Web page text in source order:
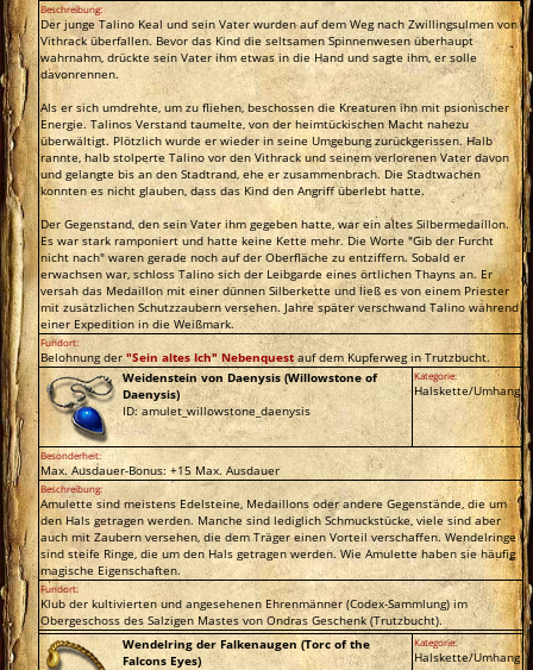
Beschreibung:
Der junge Talino Keal und sein Vater wurden auf dem Weg nach Zwillingsulmen von
Vithrack überfallen. Bevor das Kind die seltsamen Spinnenwesen überhaupt
wahrnahm, drückte sein Vater ihm etwas in die Hand und sagte ihm, er solle
davonrennen.
Als er sich umdrehte, um zu fliehen, beschossen die Kreaturen ihn mit psionischer
Energie. Talinos Verstand taumelte, von der heimtückischen Macht nahezu
überwältigt. Plötzlich wurde er wieder in seine Umgebung zurückgerissen. Halb
rannte, halb stolperte Talino vor den Vithrack und seinem verlorenen Vater davon
und gelangte bis an den Stadtrand, ehe er zusammenbrach. Die Stadtwachen
konnten es nicht glauben, dass das Kind den Angriff überlebt hatte.
Der Gegenstand, den sein Vater ihm gegeben hatte, war ein altes Silbermedaillon.
Es war stark ramponiert und hatte keine Kette mehr. Die Worte "Gib der Furcht
nicht nach" waren gerade noch auf der Oberfläche zu entziffern. Sobald er
erwachsen war, schloss Talino sich der Leibgarde eines örtlichen Thayns an. Er
versah das Medaillon mit einer dünnen Silberkette und ließ es von einem Priester
mit zusätzlichen Schutzzaubern versehen. Jahre später verschwand Talino während
einer Expedition in die Weißmark.
Fundort:
Belohnung der"Sein altes Ich" Nebenquestauf dem Kupferweg in Trutzbucht.
Weidenstein von Daenysis (Willowstone of
Daenysis)
ID: amulet_willowstone_daenysis
Kategorie:
Halskette/Umhang
Besonderheit:
Max. Ausdauer-Bonus: +15 Max. Ausdauer
Beschreibung:
Amulette sind meistens Edelsteine, Medaillons oder andere Gegenstände, die um
den Hals getragen werden. Manche sind lediglich Schmuckstücke, viele sind aber
auch mit Zaubern versehen, die dem Träger einen Vorteil verschaffen. Wendelringe
sind steife Ringe, die um den Hals getragen werden. Wie Amulette haben sie häufig
magische Eigenschaften.
Fundort:
Klub der kultivierten und angesehenen Ehrenmänner (Codex-Sammlung) im
Obergeschoss des Salzigen Mastes von Ondras Geschenk (Trutzbucht).
Wendelring der Falkenaugen (Torc of the
Falcons Eyes)
Kategorie:
Halskette/Umhang